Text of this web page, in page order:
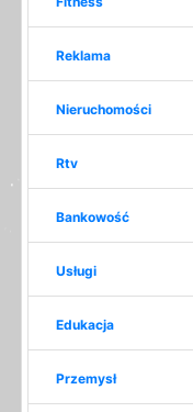
Reklama
Nieruchomości
Rtv
Bankowość
Usługi
Edukacja
Przemysł